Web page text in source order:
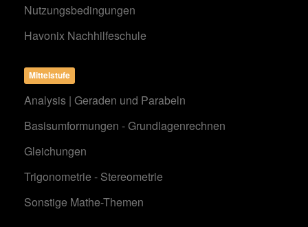
Nutzungsbedingungen
Havonix Nachhilfeschule
Mittelstufe
Analysis | Geraden und Parabeln
Basisumformungen - Grundlagenrechnen
Gleichungen
Trigonometrie - Stereometrie
Sonstige Mathe-Themen